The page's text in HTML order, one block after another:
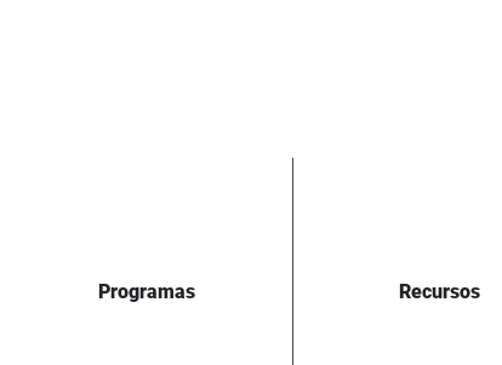
Programas Recursos